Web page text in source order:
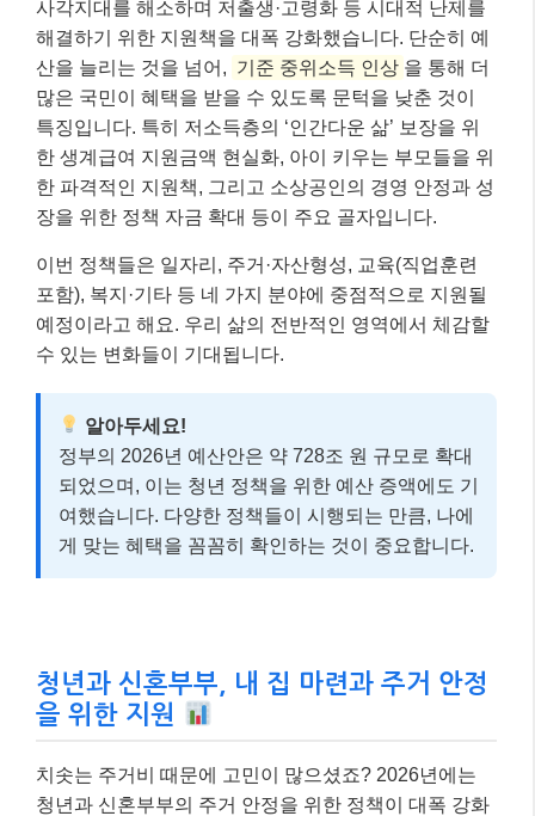
사각지대를 해소하며 저출생·고령화 등 시대적 난제를
해결하기 위한 지원책을 대폭 강화했습니다. 단순히 예
산을 늘리는 것을 넘어, 기준 중위소득 인상 을 통해 더
많은 국민이 혜택을 받을 수 있도록 문턱을 낮춘 것이
특징입니다. 특히 저소득층의 ‘인간다운 삶’ 보장을 위
한 생계급여 지원금액 현실화, 아이 키우는 부모들을 위
한 파격적인 지원책, 그리고 소상공인의 경영 안정과 성
장을 위한 정책 자금 확대 등이 주요 골자입니다.
이번 정책들은 일자리, 주거·자산형성, 교육(직업훈련
포함), 복지·기타 등 네 가지 분야에 중점적으로 지원될
예정이라고 해요. 우리 삶의 전반적인 영역에서 체감할
수 있는 변화들이 기대됩니다.
알아두세요!
정부의 2026년 예산안은 약 728조 원 규모로 확대
되었으며, 이는 청년 정책을 위한 예산 증액에도 기
여했습니다. 다양한 정책들이 시행되는 만큼, 나에
게 맞는 혜택을 꼼꼼히 확인하는 것이 중요합니다.
청년과 신혼부부, 내 집 마련과 주거 안정
을 위한 지원
치솟는 주거비 때문에 고민이 많으셨죠? 2026년에는
청년과 신혼부부의 주거 안정을 위한 정책이 대폭 강화